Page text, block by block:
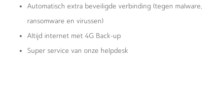
Automatisch extra beveiligde verbinding (tegen malware,
ransomware en virussen)
Altijd internet met 4G Back-up
Super service van onze helpdesk